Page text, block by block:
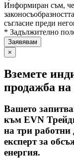
Информиран съм, че
съгласие преди
* Задължително
×
Вземете
продажба на
Вашето
към EVN
на три
експерт за
енергия.